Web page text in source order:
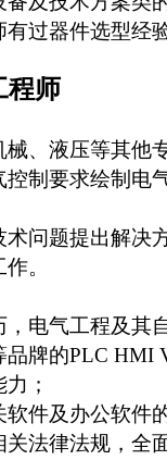
过器件选型经
程师
、液压等其他
制要求绘制电
问题提出解决
。
电气工程及其
品牌的PLC HMI
；
件及办公软件
法律法规，全